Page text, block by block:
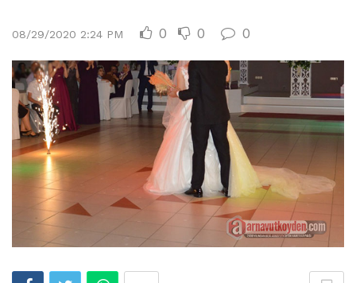
08/29/2020 2:24 PM 0 0 0